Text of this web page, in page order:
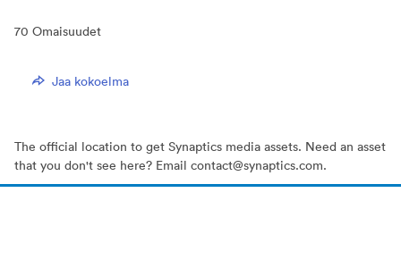
70 Omaisuudet
Jaa kokoelma
The official location to get Synaptics media assets. Need an asset
that you don't see here? Email contact@synaptics.com.